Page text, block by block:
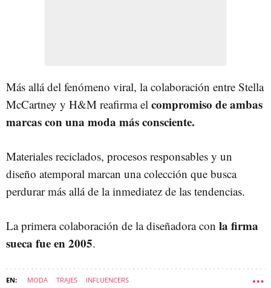
Más allá del fenómeno viral, la colaboración entre Stella
McCartney y H&M reafirma el compromiso de ambas
marcas con una moda más consciente.
Materiales reciclados, procesos responsables y un
diseño atemporal marcan una colección que busca
perdurar más allá de la inmediatez de las tendencias.
La primera colaboración de la diseñadora con la firma
sueca fue en 2005.
MODA TRAJES INFLUENCERS